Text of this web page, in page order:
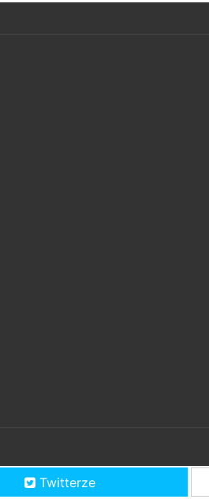
Twitterze